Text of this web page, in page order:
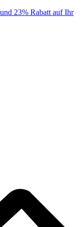
23% Rabatt auf Ihr